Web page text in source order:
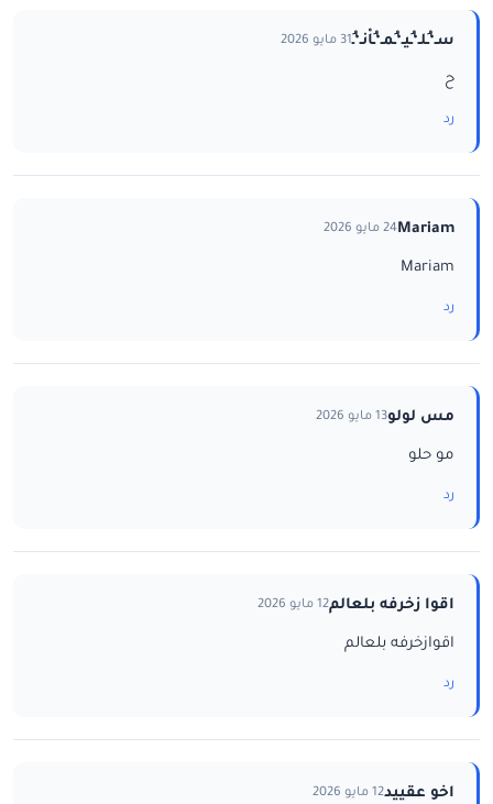
سـ‘ـُلـ‘ـُيـ‘ـُمـ‘ـُاْنـ‘ـُ31 مايو 2026
ح
رد
Mariam24 مايو 2026
Mariam
رد
مس لولو13 مايو 2026
مو حلو
رد
اقوا زخرفه بلعالم12 مايو 2026
اقوازخرفه بلعالم
رد
اخو عقييد12 مايو 2026